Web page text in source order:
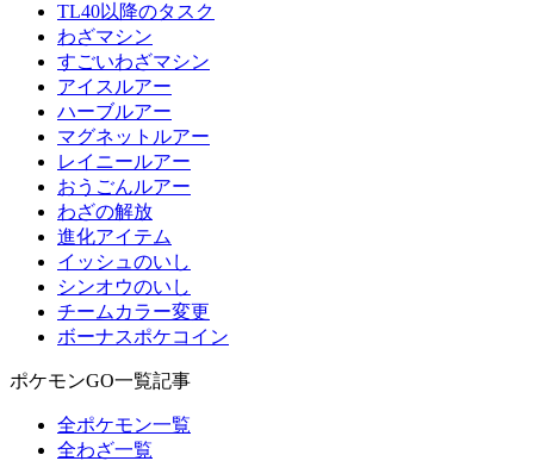
TL40以降のタスク
わざマシン
すごいわざマシン
アイスルアー
ハーブルアー
マグネットルアー
レイニールアー
おうごんルアー
わざの解放
進化アイテム
イッシュのいし
シンオウのいし
チームカラー変更
ボーナスポケコイン
ポケモンGO一覧記事
全ポケモン一覧
全わざ一覧